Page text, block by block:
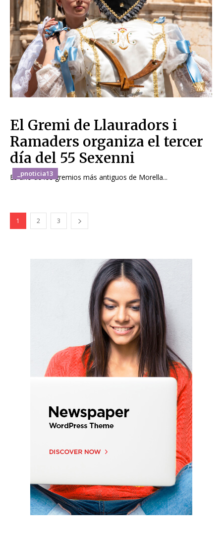
_pnoticia13
El Gremi de Llauradors i
Ramaders organiza el tercer
día del 55 Sexenni
Es uno de los gremios más antiguos de Morella...
1 2 3